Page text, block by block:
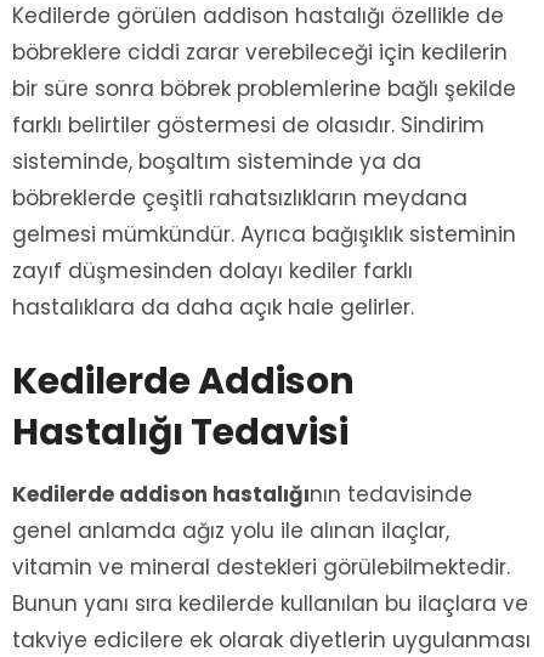
Kedilerde görülen addison hastalığı özellikle de
böbreklere ciddi zarar verebileceği için kedilerin
bir süre sonra böbrek problemlerine bağlı şekilde
farklı belirtiler göstermesi de olasıdır. Sindirim
sisteminde, boşaltım sisteminde ya da
böbreklerde çeşitli rahatsızlıkların meydana
gelmesi mümkündür. Ayrıca bağışıklık sisteminin
zayıf düşmesinden dolayı kediler farklı
hastalıklara da daha açık hale gelirler.
Kedilerde Addison
Hastalığı Tedavisi
Kedilerde addison hastalığının tedavisinde
genel anlamda ağız yolu ile alınan ilaçlar,
vitamin ve mineral destekleri görülebilmektedir.
Bunun yanı sıra kedilerde kullanılan bu ilaçlara ve
takviye edicilere ek olarak diyetlerin uygulanması